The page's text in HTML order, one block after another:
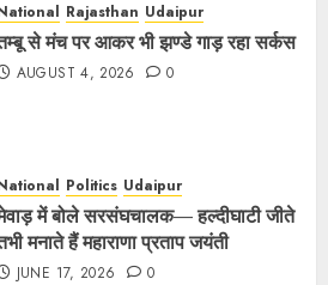
Rajasthan Udaipur
से मंच पर आकर भी झण्डे गाड़ रहा सर्कस
AUGUST 4, 2026 0
Politics Udaipur
में बोले सरसंघचालक— हल्दीघाटी जीते
मनाते हैं महाराणा प्रताप जयंती
JUNE 17, 2026 0